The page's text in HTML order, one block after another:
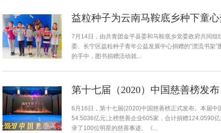
益粒种子为云南马鞍底乡种下童
7月14日，由共青团金平县委和马鞍底乡党委政府共同
委、长宁区益粒种子青年公益发展中心捐赠的“漂流书架
的手中，图书捐赠活动就...
第十七届（2020）中国慈善榜发布
6月16日，第十七届(2020)中国慈善榜正式发布。本届
54.5036亿元;上榜慈善企业605家，合计捐赠124.0590
录了100位明星的慈善事迹。《...